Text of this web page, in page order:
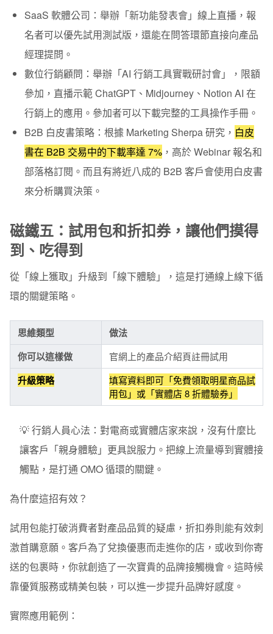
SaaS 軟體公司： 舉辦「新功能發表會」線上直播，報
名者可以優先試用測試版，還能在問答環節直接向產品
經理提問。
數位行銷顧問： 舉辦「AI 行銷工具實戰研討會」，限額
參加，直播示範 ChatGPT、Midjourney、Notion AI 在
行銷上的應用。參加者可以下載完整的工具操作手冊。
B2B 白皮書策略： 根據 Marketing Sherpa 研究， 白皮
書在 B2B 交易中的下載率達 7% ，高於 Webinar 報名和
部落格訂閱。而且有將近八成的 B2B 客戶會使用白皮書
來分析購買決策。
磁鐵五：試用包和折扣券，讓他們摸得
到、吃得到
從「線上獲取」升級到「線下體驗」，這是打通線上線下循
環的關鍵策略。
思維類型
做法
你可以這樣做
官網上的產品介紹頁註冊試用
升級策略
填寫資料即可「免費領取明星商品試
用包」或「實體店 8 折體驗券」
💡 行銷人員心法： 對電商或實體店家來說，沒有什麼比
讓客戶「親身體驗」更具說服力。把線上流量導到實體接
觸點，是打通 OMO 循環的關鍵。
為什麼這招有效？
試用包能打破消費者對產品品質的疑慮，折扣券則能有效刺
激首購意願。客戶為了兌換優惠而走進你的店，或收到你寄
送的包裹時，你就創造了一次寶貴的品牌接觸機會。這時候
靠優質服務或精美包裝，可以進一步提升品牌好感度。
實際應用範例：